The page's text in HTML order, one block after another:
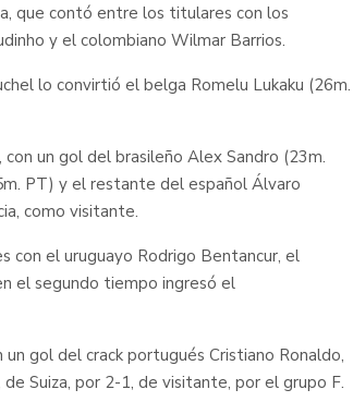
que contó entre los titulares con los
y el colombiano Wilmar Barrios.
lo convirtió el belga Romelu Lukaku (26m.
un gol del brasileño Alex Sandro (23m.
PT) y el restante del español Álvaro
como visitante.
con el uruguayo Rodrigo Bentancur, el
el segundo tiempo ingresó el
gol del crack portugués Cristiano Ronaldo,
Suiza, por 2-1, de visitante, por el grupo F.